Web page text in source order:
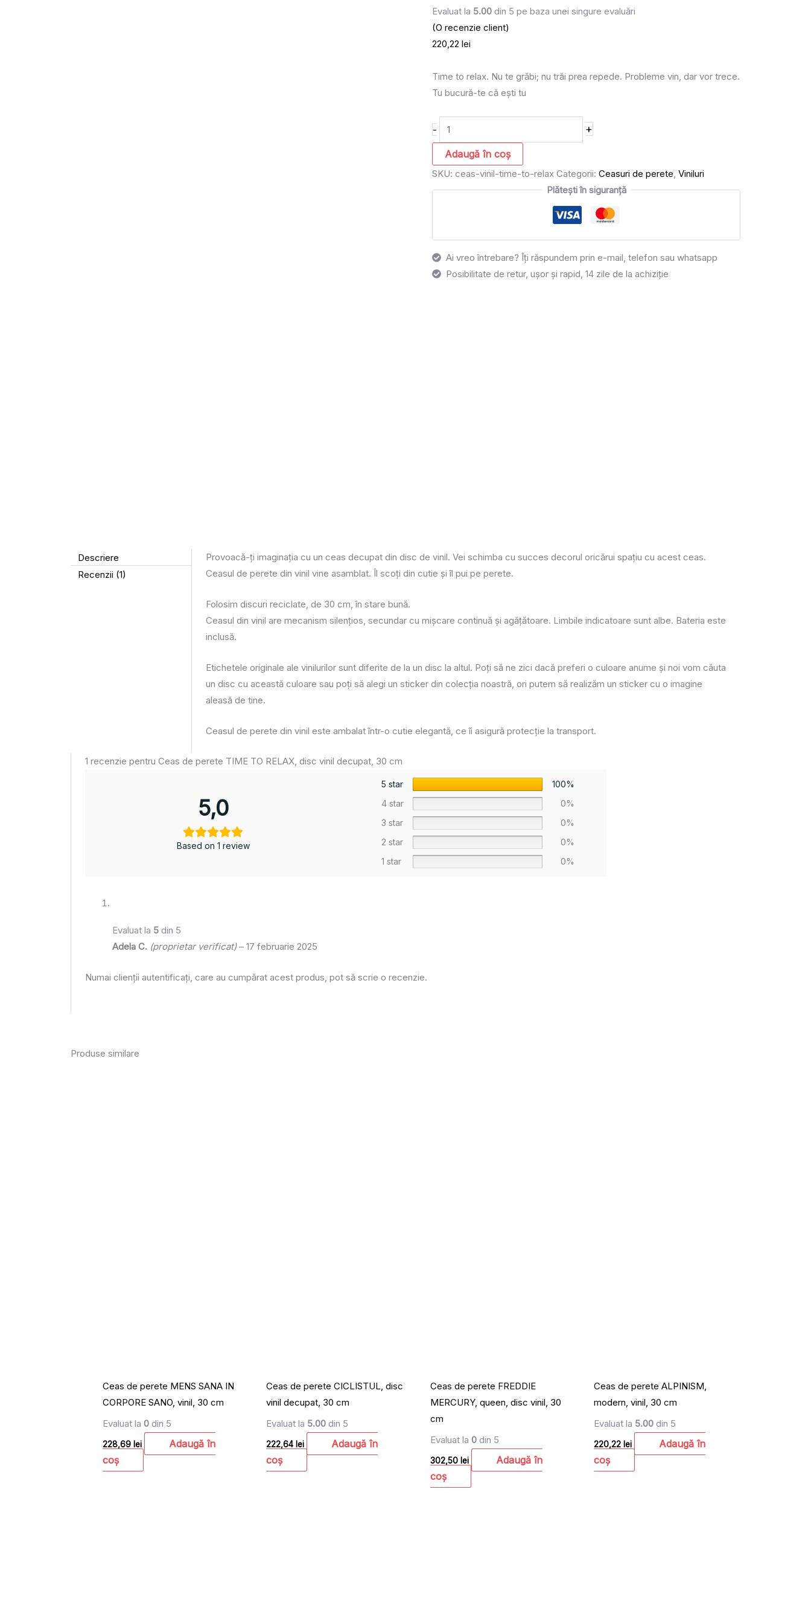
Evaluat la 5.00 din 5 pe baza unei singure evaluări
(O recenzie client)
220,22lei
Time to relax. Nu te grăbi; nu trăi prea repede. Probleme vin, dar vor trece.
Tu bucură-te că ești tu
- +
Adaugă în coș
SKU:ceas-vinil-time-to-relax Categorii:Ceasuri de perete,Viniluri
Plătești în siguranță
Ai vreo întrebare? Îți răspundem prin e-mail, telefon sau whatsapp
Posibilitate de retur, ușor și rapid, 14 zile de la achiziție
Descriere
Recenzii (1)
Provoacă-ți imaginația cu un ceas decupat din disc de vinil. Vei schimba cu succes decorul oricărui spaţiu cu acest ceas.
Ceasul de perete din vinil vine asamblat. Îl scoți din cutie și îl pui pe perete.
Folosim discuri reciclate, de 30 cm, în stare bună.
Ceasul din vinil are mecanism silenţios, secundar cu mişcare continuă și agățătoare. Limbile indicatoare sunt albe. Bateria este
inclusă.
Etichetele originale ale vinilurilor sunt diferite de la un disc la altul. Poți să ne zici dacă preferi o culoare anume și noi vom căuta
un disc cu această culoare sau poți să alegi un sticker din colecția noastră, ori putem să realizăm un sticker cu o imagine
aleasă de tine.
Ceasul de perete din vinil este ambalat într-o cutie elegantă, ce îi asigură protecție la transport.
1 recenzie pentru Ceas de perete TIME TO RELAX, disc vinil decupat, 30 cm
5,0
Based on 1 review
5 star
100%
4 star
0%
3 star
0%
2 star
0%
1 star
0%
Evaluat la 5din 5
Adela C. (proprietar verificat) – 17 februarie 2025
Numai clienții autentificați, care au cumpărat acest produs, pot să scrie o recenzie.
Produse similare
Ceas de perete MENS SANA IN
CORPORE SANO, vinil, 30 cm
Evaluat la 0 din 5
228,69 lei
Adaugă în
coș
Ceas de perete CICLISTUL, disc
vinil decupat, 30 cm
Evaluat la 5.00 din 5
222,64 lei
Adaugă în
coș
Ceas de perete FREDDIE
MERCURY, queen, disc vinil, 30
cm
Evaluat la 0din 5
302,50 lei
Adaugă în
coș
Ceas de perete ALPINISM,
modern, vinil, 30 cm
Evaluat la 5.00din 5
220,22 lei
Adaugă în
coș